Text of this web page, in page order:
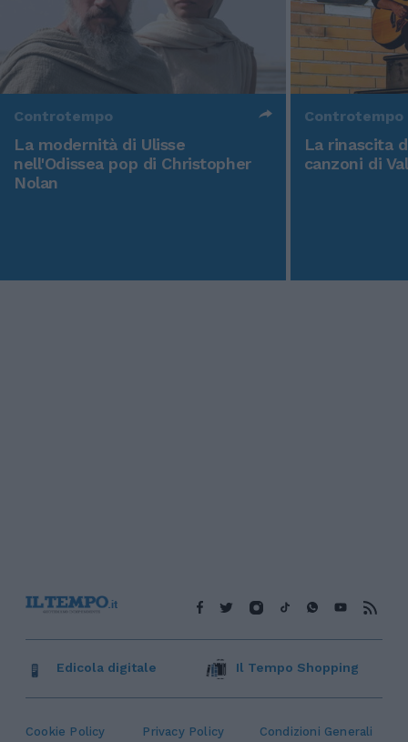
Controtempo
La modernità di Ulisse
nell'Odissea pop di Christopher
Nolan
Controtempo
La rinascita
canzoni di
Cookie Policy Privacy Policy Condizioni Generali
Edicola digitale Il Tempo Shopping